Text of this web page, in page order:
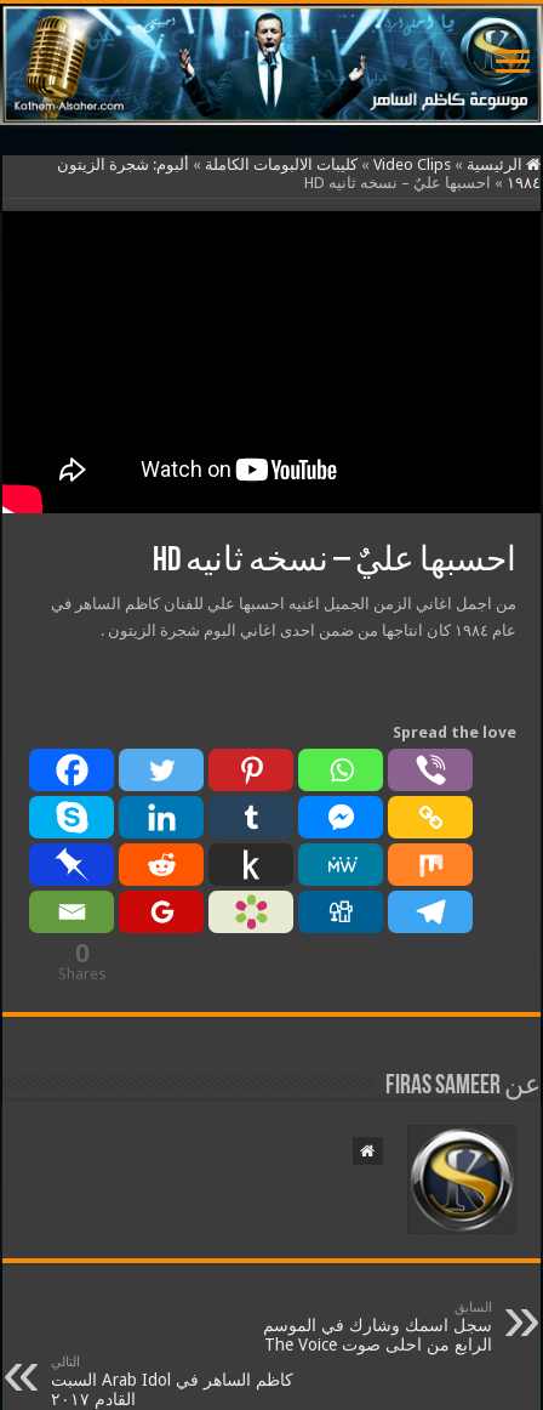
الرئيسية »
Video Clips
» كليبات الالبومات الكاملة » ألبوم: شجرة الزيتون
١٩٨٤ » احسبها عليٌ – نسخه ثانيه HD
احسبها عليٌ – نسخه ثانيه HD
من اجمل اغاني الزمن الجميل اغنيه احسبها علي للفنان كاظم الساهر في
عام ١٩٨٤ كان انتاجها من ضمن احدى اغاني البوم شجرة الزيتون .
Spread the love
0
Shares
عن Firas Sameer
السابق
سجل اسمك وشارك في الموسم
الرابع من احلى صوت The Voice
التالي
كاظم الساهر في Arab Idol السبت
القادم ٢٠١٧